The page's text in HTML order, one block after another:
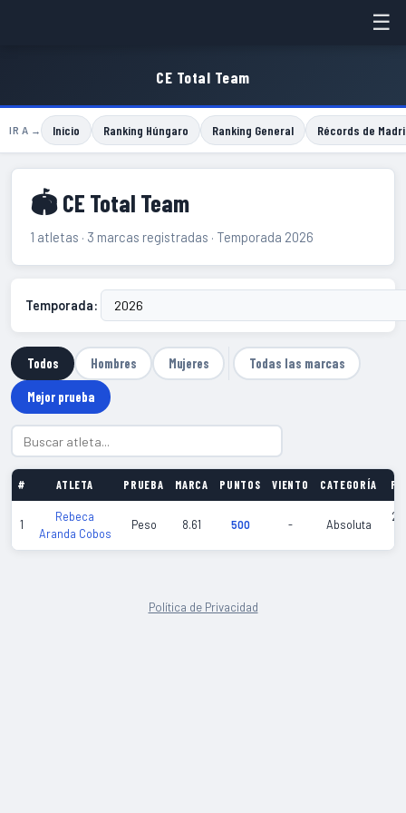
☰
CE Total Team
IR A → Inicio Ranking Húngaro Ranking General Récords de
🏟 CE Total Team
1 atletas · 3 marcas registradas · Temporada 2026
Temporada:
Todos Hombres Mujeres Todas las marcas
Mejor prueba
# ATLETA PRUEBA MARCA PUNTOS VIENTO CATEGORÍA
1
Rebeca
Aranda Cobos
Peso 8.61 500 - Absoluta
Política de Privacidad